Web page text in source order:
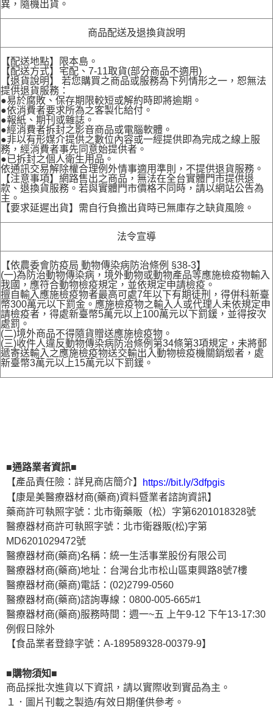
異，隨機出貨。
商品配送及退換貨說明
【配送地點】限本島。
【配送方式】宅配、7-11取貨(部分商品不適用)
【退貨說明】 若您購買之商品或服務為下列情形之一，恕無法
提供退貨服務：
●易於腐敗、保存期限較短或解約時即將逾期。
●依消費者要求所為之客製化給付。
●報紙、期刊或雜誌。
●經消費者拆封之影音商品或電腦軟體。
●非以有形媒介提供之數位內容或一經提供即為完成之線上服
務，經消費者事先同意始提供者。
●已拆封之個人衛生用品。
依通訊交易解除權合理例外情事適用準則，不提供退貨服務。
【注意事項】網路售出之商品，無法在全台實體門市提供退
款、退換貨服務。若與實體門市價格不同時，請以網站公告為
主。
【要求延遲出貨】需自行負擔出貨時已無庫存之缺貨風險。
法令宣導
【依農委會防疫局 動物傳染病防治條例 §38-3】
(一)為防治動物傳染病，境外動物或動物產品等應施檢疫物輸入
我國，應符合動物檢疫規定，並依規定申請檢疫。
擅自輸入應施檢疫物者最高可處7年以下有期徒刑，得併科新臺
幣300萬元以下罰金。應施檢疫物之輸入人或代理人未依規定申
請檢疫者，得處新臺幣5萬元以上100萬元以下罰鍰，並得按次
處罰。
(二)境外商品不得隨貨贈送應施檢疫物。
(三)收件人違反動物傳染病防治條例第34條第3項規定，未將郵
遞寄送輸入之應施檢疫物送交輸出入動物檢疫機關銷燬者，處
新臺幣3萬元以上15萬元以下罰鍰。
■通路業者資訊■
【產品責任險：詳見商店簡介】
https://bit.ly/3dfpgis
【康是美醫療器材商(藥商)資料暨業者諮詢資訊】
藥商許可執照字號：北市衛藥販（松）字第6201018328號
醫療器材商許可執照字號：北市衛器販(松)字第
MD6201029472號
醫療器材商(藥商)名稱：統一生活事業股份有限公司
醫療器材商(藥商)地址：台灣台北市松山區東興路8號7樓
醫療器材商(藥商)電話：(02)2799-0560
醫療器材商(藥商)諮詢專線：0800-005-665#1
醫療器材商(藥商)服務時間：週一~五 上午9-12 下午13-17:30
例假日除外
【食品業者登錄字號：A-189589328-00379-9】
■購物須知■
商品採批次進貨以下資訊，請以實際收到實品為主。
１．圖片刊載之製造/有效日期僅供參考。